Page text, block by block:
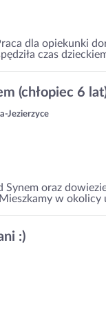
dla opiekunki
czas
(chłopiec 6
Jezierzyce
Synem oraz
w okolicy
:)